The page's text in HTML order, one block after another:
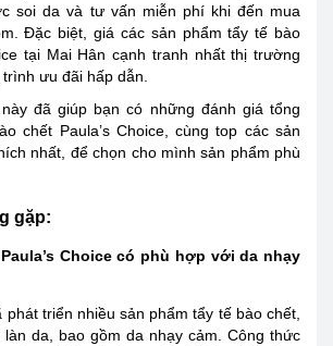
soi da và tư vấn miễn phí khi đến mua
Đặc biệt, giá các sản phẩm tẩy tế bào
tại Mai Hân cạnh tranh nhất thị trường
ưu đãi hấp dẫn.
đã giúp bạn có những đánh giá tổng
chết Paula’s Choice, cùng top các sản
nhất, để chọn cho mình sản phẩm phù
gặp:
Choice có phù hợp với da nhạy
phát triển nhiều sản phẩm tẩy tế bào chết,
da, bao gồm da nhạy cảm. Công thức